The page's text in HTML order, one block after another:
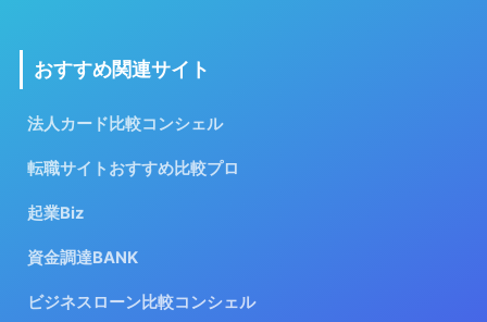
おすすめ関連サイト
法人カード比較コンシェル
転職サイトおすすめ比較プロ
起業Biz
資金調達BANK
ビジネスローン比較コンシェル